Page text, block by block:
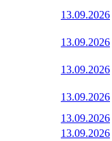
13.09.2026
13.09.2026
13.09.2026
13.09.2026
13.09.2026
13.09.2026